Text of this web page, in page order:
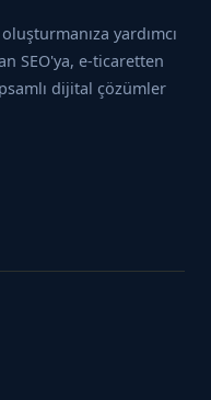
yardımcı
SEO'ya, e-ticaretten
dijital çözümler